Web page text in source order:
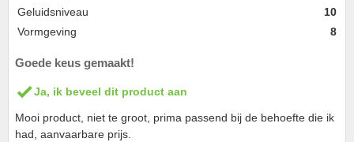
Geluidsniveau
10
Vormgeving
8
Goede keus gemaakt!
Ja, ik beveel dit product aan
Mooi product, niet te groot, prima passend bij de behoefte die ik
had, aanvaarbare prijs.